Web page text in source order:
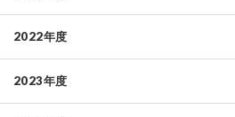
2022年度
2023年度